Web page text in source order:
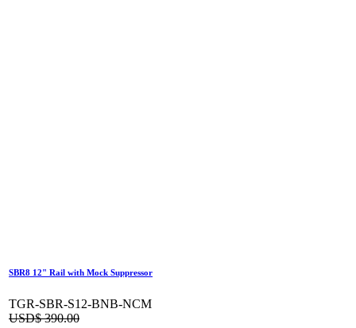
SBR8 12" Rail with Mock Suppressor
TGR-SBR-S12-BNB-NCM
USD$390.00